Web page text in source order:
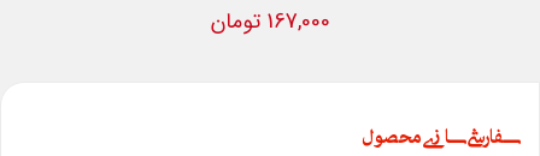
167,000 تومان
سفارشی سازی محصول